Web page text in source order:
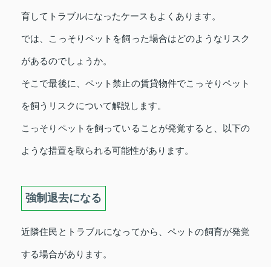
育してトラブルになったケースもよくあります。
では、こっそりペットを飼った場合はどのようなリスク
があるのでしょうか。
そこで最後に、ペット禁止の賃貸物件でこっそりペット
を飼うリスクについて解説します。
こっそりペットを飼っていることが発覚すると、以下の
ような措置を取られる可能性があります。
強制退去になる
近隣住民とトラブルになってから、ペットの飼育が発覚
する場合があります。